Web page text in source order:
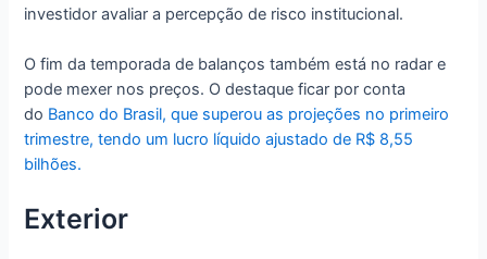
investidor avaliar a percepção de risco institucional.
O fim da temporada de balanços também está no radar e
pode mexer nos preços. O destaque ficar por conta
do Banco do Brasil, que superou as projeções no primeiro
trimestre, tendo um lucro líquido ajustado de R$ 8,55
bilhões.
Exterior